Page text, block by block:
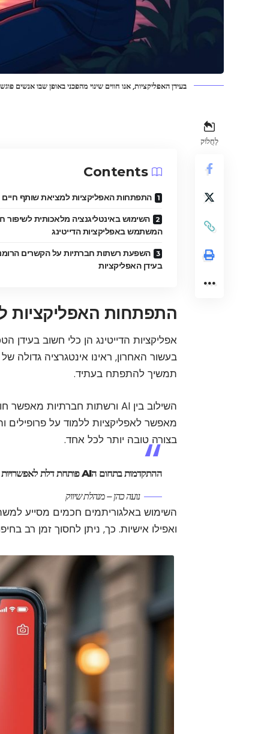
בעידן האפליקציות, אנו חווים שינוי מהפכני באופן שבו אנשים
לַחֲלוֹק
Contents
התפתחות האפליקציות למציאת שותף חיים
השימוש באינטליגנציה מלאכותית לשיפור
המשתמש באפליקציות הדייטינג
השפעת רשתות חברתיות על הקשרים
בעידן האפליקציות
התפתחות האפליקציות
אפליקציות הדייטינג הן כלי חשוב בעידן
תמשיך להתפתח בעתיד.
מאפשר לאפליקציות ללמוד על
בצורה טובה יותר לכל אחד.
ההתקדמות בתחום הAI פותחת דלת לאפשרויות חדשות בעולם הדייטינג.
נועה כהן – מנהלת שיווק
השימוש באלגוריתמים חכמים מסייע
ואפילו אישיות. כך, ניתן לחסוך זמן רב